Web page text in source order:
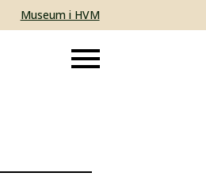
Museum i HVM